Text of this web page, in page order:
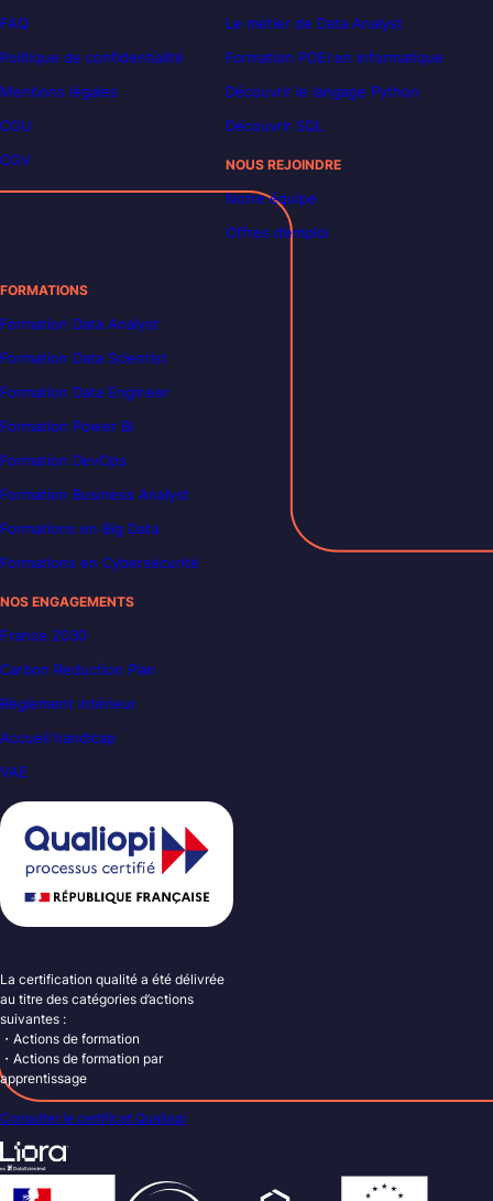
FAQ
Politique de confidentialité
Mentions légales
CGU
CGV
Le métier de Data Analyst
Formation POEI en informatique
Découvrir le langage Python
Découvrir SQL
NOUS REJOINDRE
Notre équipe
Offres d’emploi
FORMATIONS
Formation Data Analyst
Formation Data Scientist
Formation Data Engineer
Formation Power BI
Formation DevOps
Formation Business Analyst
Formations en Big Data
Formations en Cybersécurité
NOS ENGAGEMENTS
France 2030
Carbon Reduction Plan
Règlement intérieur
Accueil handicap
VAE
La certification qualité a été délivrée
au titre des catégories d’actions
suivantes :
・Actions de formation
・Actions de formation par
apprentissage
Consulter le certificat Qualiopi